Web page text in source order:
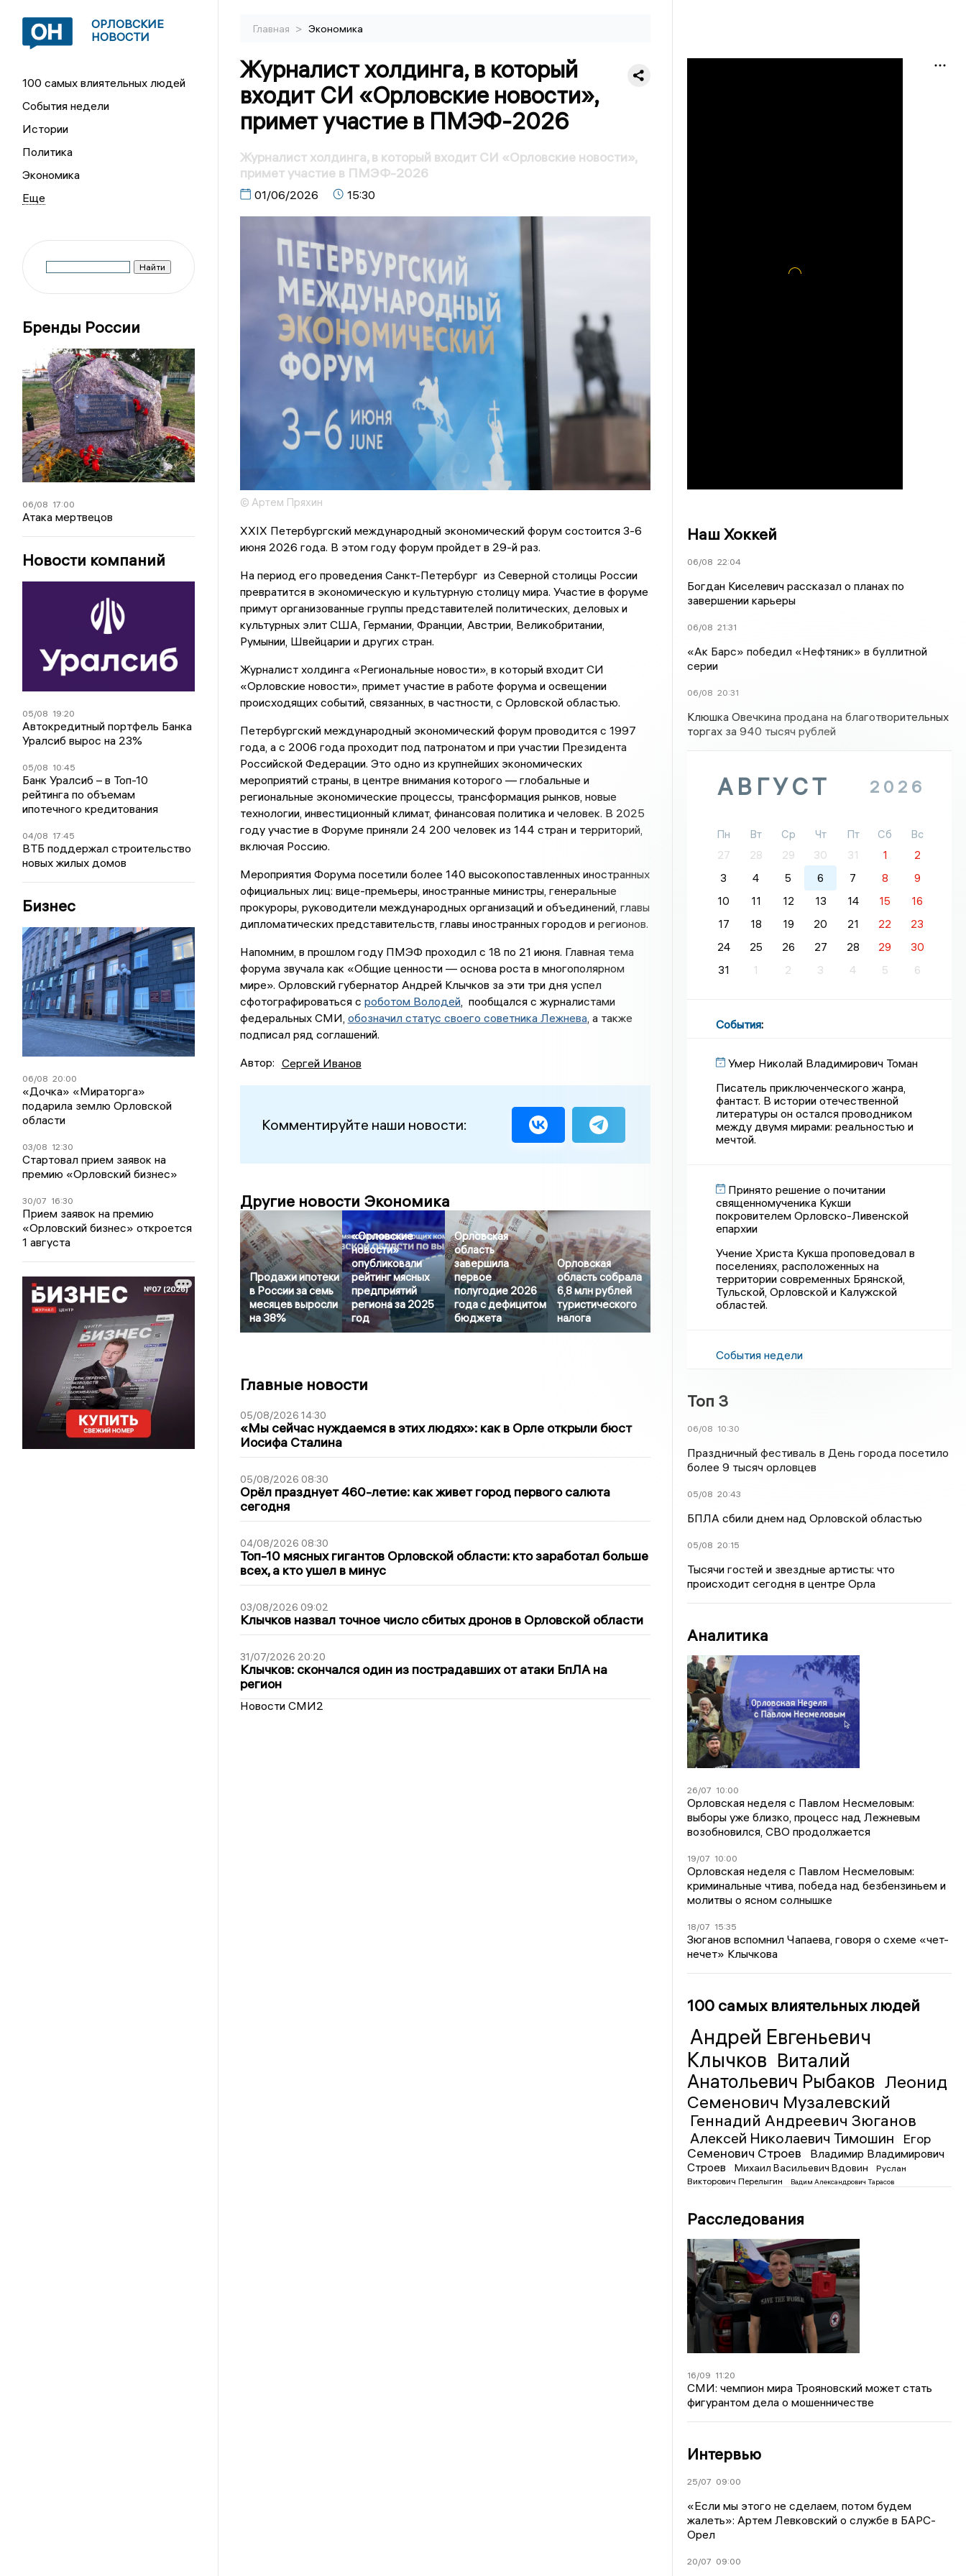
ОРЛОВСКИЕ
НОВОСТИ
100 самых влиятельных людей
События недели
Истории
Политика
Экономика
Бренды России
06/08 17:00
Атака мертвецов
Новости компаний
05/08 19:20
Автокредитный портфель Банка
Уралсиб вырос на 23%
05/08 10:45
Банк Уралсиб – в Топ-10
рейтинга по объемам
ипотечного кредитования
04/08 17:45
ВТБ поддержал строительство
новых жилых домов
Бизнес
06/08 20:00
«Дочка» «Мираторга»
подарила землю Орловской
области
03/08 12:30
Стартовал прием заявок на
премию «Орловский бизнес»
30/07 16:30
Прием заявок на премию
«Орловский бизнес» откроется
1 августа
Главная > Экономика
Журналист холдинга, в который
входит СИ «Орловские новости»,
примет участие в ПМЭФ-2026
Журналист холдинга, в который входит СИ «Орловские новости»,
примет участие в ПМЭФ-2026
01/06/2026 15:30
© Артем Пряхин
XXIX Петербургский международный экономический форум состоится 3-6
июня 2026 года. В этом году форум пройдет в 29-й раз.
На период его проведения Санкт-Петербург из Северной столицы России
превратится в экономическую и культурную столицу мира. Участие в форуме
примут организованные группы представителей политических, деловых и
культурных элит США, Германии, Франции, Австрии, Великобритании,
Румынии, Швейцарии и других стран.
Журналист холдинга «Региональные новости», в который входит СИ
«Орловские новости», примет участие в работе форума и освещении
происходящих событий, связанных, в частности, с Орловской областью.
Петербургский международный экономический форум проводится с 1997
года, а с 2006 года проходит под патронатом и при участии Президента
Российской Федерации. Это одно из крупнейших экономических
мероприятий страны, в центре внимания которого — глобальные и
региональные экономические процессы, трансформация рынков, новые
технологии, инвестиционный климат, финансовая политика и человек. В 2025
году участие в Форуме приняли 24 200 человек из 144 стран и территорий,
включая Россию.
Мероприятия Форума посетили более 140 высокопоставленных иностранных
официальных лиц: вице-премьеры, иностранные министры, генеральные
прокуроры, руководители международных организаций и объединений, главы
дипломатических представительств, главы иностранных городов и регионов.
Напомним, в прошлом году ПМЭФ проходил с 18 по 21 июня. Главная тема
форума звучала как «Общие ценности — основа роста в многополярном
мире». Орловский губернатор Андрей Клычков за эти три дня успел
сфотографироваться с роботом Володей, пообщался с журналистами
федеральных СМИ, обозначил статус своего советника Лежнева, а также
подписал ряд соглашений.
Автор: Сергей Иванов
Комментируйте наши новости:
Другие новости Экономика
Продажи ипотеки
в России за семь
месяцев выросли
на 38%
«Орловские
новости»
опубликовали
рейтинг мясных
предприятий
региона за 2025
год
Орловская
область
завершила
первое
полугодие 2026
года с дефицитом
бюджета
Орловская
область собрала
6,8 млн рублей
туристического
налога
Главные новости
05/08/2026 14:30
«Мы сейчас нуждаемся в этих людях»: как в Орле открыли бюст
Иосифа Сталина
05/08/2026 08:30
Орёл празднует 460-летие: как живет город первого салюта
сегодня
04/08/2026 08:30
Топ-10 мясных гигантов Орловской области: кто заработал больше
всех, а кто ушел в минус
03/08/2026 09:02
Клычков назвал точное число сбитых дронов в Орловской области
31/07/2026 20:20
Клычков: скончался один из пострадавших от атаки БпЛА на
регион
Новости СМИ2
Наш Хоккей
06/08 22:04
Богдан Киселевич рассказал о планах по
завершении карьеры
06/08 21:31
«Ак Барс» победил «Нефтяник» в буллитной
серии
06/08 20:31
Клюшка Овечкина продана на благотворительных
торгах за 940 тысяч рублей
АВГУСТ 2026
Пн Вт Ср Чт Пт Сб
Вс
27
28 29 30 31 1
2
3
4 5 6 7 8
9
10
11 12 13 14 15
16
17
18 19 20 21 22
23
24
25 26 27 28 29
30
31
1 2 3 4 5 6
События:
Умер Николай Владимирович Томан
Писатель приключенческого жанра,
фантаст. В истории отечественной
литературы он остался проводником
между двумя мирами: реальностью и
мечтой.
Принято решение о почитании
священномученика Кукши
покровителем Орловско-Ливенской
епархии
Учение Христа Кукша проповедовал в
поселениях, расположенных на
территории современных Брянской,
Тульской, Орловской и Калужской
областей.
События недели
Топ 3
06/08 10:30
Праздничный фестиваль в День города посетило
более 9 тысяч орловцев
05/08 20:43
БПЛА сбили днем над Орловской областью
05/08 20:15
Тысячи гостей и звездные артисты: что
происходит сегодня в центре Орла
Аналитика
26/07 10:00
Орловская неделя с Павлом Несмеловым:
выборы уже близко, процесс над Лежневым
возобновился, СВО продолжается
19/07 10:00
Орловская неделя с Павлом Несмеловым:
криминальные чтива, победа над безбензиньем и
молитвы о ясном солнышке
18/07 15:35
Зюганов вспомнил Чапаева, говоря о схеме «чет-
нечет» Клычкова
100 самых влиятельных людей
Андрей Евгеньевич
Клычков Виталий
Анатольевич Рыбаков Леонид
Семенович Музалевский
Геннадий Андреевич Зюганов
Алексей Николаевич Тимошин
Егор
Семенович Строев
Владимир Владимирович
Строев
Михаил Васильевич Вдовин
Руслан
Викторович Перелыгин
Вадим Александрович Тарасов
Расследования
16/09 11:20
СМИ: чемпион мира Трояновский может стать
фигурантом дела о мошенничестве
Интервью
25/07 09:00
«Если мы этого не сделаем, потом будем
жалеть»: Артем Левковский о службе в БАРС-
Орел
20/07 09:00